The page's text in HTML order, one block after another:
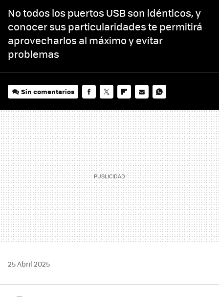
No todos los puertos USB son idénticos, y
conocer sus particularidades te permitirá
aprovecharlos al máximo y evitar
problemas
Sin comentarios
MAIL
25 Abril 2025